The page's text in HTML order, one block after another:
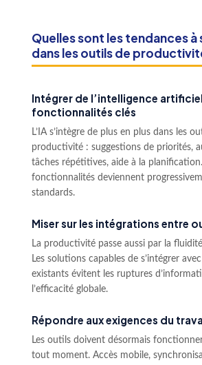
Quelles sont les tendances à
dans les outils de
Intégrer de l’intelligence
fonctionnalités clés
L’IA s’intègre de plus en plus dans les
productivité : suggestions de priorités,
tâches répétitives, aide à la
fonctionnalités deviennent
standards.
Miser sur les intégrations entre
La productivité passe aussi par la
Les solutions capables de s’intégrer
existants évitent les ruptures
l’efficacité globale.
Répondre aux exigences du
Les outils doivent désormais
tout moment. Accès mobile,